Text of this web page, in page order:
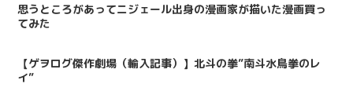
思うところがあってニジェール出身の漫画家が描いた漫画買っ
てみた
【ゲヲログ傑作劇場（輸入記事）】北斗の拳”南斗水鳥拳のレ
イ”